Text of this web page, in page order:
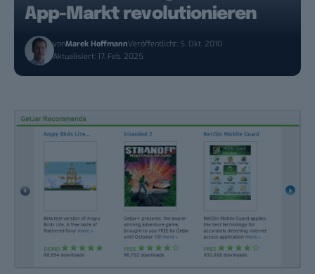
App-Markt revolutionieren
vonMarek HoffmannVeröffentlicht: 5. Okt. 2010
Aktualisiert: 17. Feb. 2025